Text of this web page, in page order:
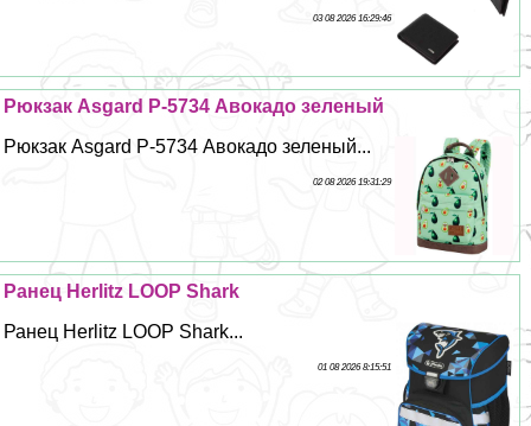
03 08 2026 16:29:46
Рюкзак Asgard Р-5734 Авокадо зеленый
Рюкзак Asgard Р-5734 Авокадо зеленый...
02 08 2026 19:31:29
Ранец Herlitz LOOP Shark
Ранец Herlitz LOOP Shark...
01 08 2026 8:15:51